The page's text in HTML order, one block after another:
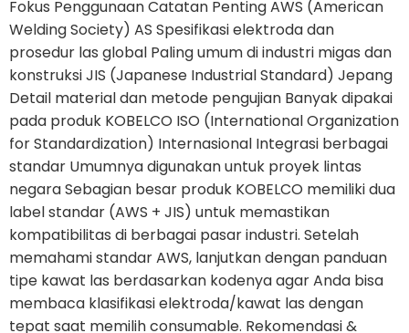
Fokus Penggunaan Catatan Penting AWS (American
Welding Society) AS Spesifikasi elektroda dan
prosedur las global Paling umum di industri migas dan
konstruksi JIS (Japanese Industrial Standard) Jepang
Detail material dan metode pengujian Banyak dipakai
pada produk KOBELCO ISO (International Organization
for Standardization) Internasional Integrasi berbagai
standar Umumnya digunakan untuk proyek lintas
negara Sebagian besar produk KOBELCO memiliki dua
label standar (AWS + JIS) untuk memastikan
kompatibilitas di berbagai pasar industri. Setelah
memahami standar AWS, lanjutkan dengan panduan
tipe kawat las berdasarkan kodenya agar Anda bisa
membaca klasifikasi elektroda/kawat las dengan
tepat saat memilih consumable. Rekomendasi &